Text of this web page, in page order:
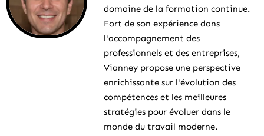
domaine de la formation continue.
Fort de son expérience dans
l'accompagnement des
professionnels et des entreprises,
Vianney propose une perspective
enrichissante sur l'évolution des
compétences et les meilleures
stratégies pour évoluer dans le
monde du travail moderne.